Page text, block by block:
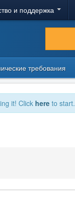
и поддержка
требования
it! Click here to start.